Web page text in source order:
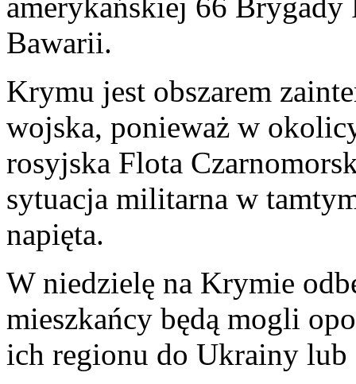
Bawarii.
Krymu jest obszarem
wojska, ponieważ w
rosyjska Flota
sytuacja militarna w
napięta.
W niedzielę na Krymie
mieszkańcy będą mogli
ich regionu do Ukrainy lub